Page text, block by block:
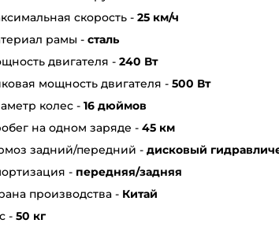
скорость - 25 км/ч
рамы - сталь
двигателя - 240 Вт
мощность двигателя - 500 Вт
колес - 16 дюймов
на одном заряде - 45 км
задний/передний - дисковый
- передняя/задняя
производства - Китай
- 50 кг